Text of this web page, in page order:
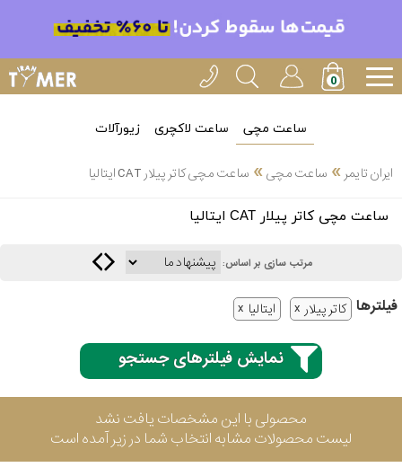
ساعت مچی ساعت لاکچری زیورآلات
ایران تایمر » ساعت مچی» ساعت مچی کاتر پیلار CAT ایتالیا
ساعت مچی کاتر پیلار CAT ایتالیا
مرتب سازی بر اساس:
فیلتر‌ها کاتر پیلار ایتالیا
نمایش فیلترهای جستجو
محصولی با این مشخصات یافت نشد
لیست محصولات مشابه انتخاب شما در زیر آمده است
انتخاب
بین 3
3
سیکو
سیتیزن